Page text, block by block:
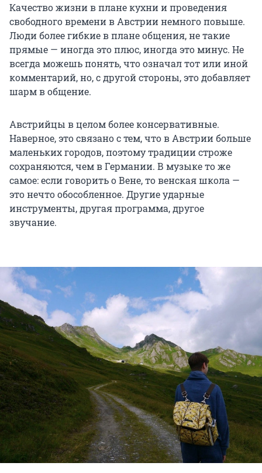
Качество жизни в плане кухни и проведения
свободного времени в Австрии немного повыше.
Люди более гибкие в плане общения, не такие
прямые — иногда это плюс, иногда это минус. Не
всегда можешь понять, что означал тот или иной
комментарий, но, с другой стороны, это добавляет
шарм в общение.
Австрийцы в целом более консервативные.
Наверное, это связано с тем, что в Австрии больше
маленьких городов, поэтому традиции строже
сохраняются, чем в Германии. В музыке то же
самое: если говорить о Вене, то венская школа —
это нечто обособленное. Другие ударные
инструменты, другая программа, другое
звучание.